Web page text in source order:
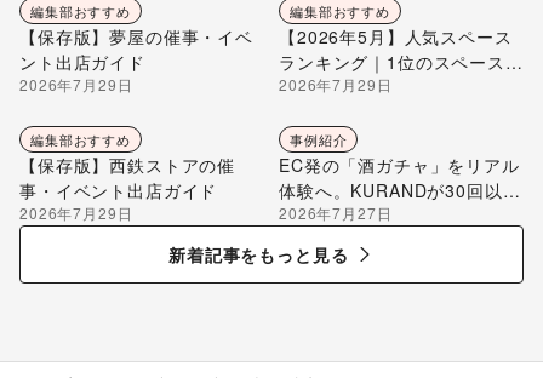
編集部おすすめ
【保存版】夢屋の催事・イベ
ント出店ガイド
2026年7月29日
編集部おすすめ
【2026年5月】人気スペース
ランキング｜1位のスペースを
編集部が解説
2026年7月29日
編集部おすすめ
【保存版】西鉄ストアの催
事・イベント出店ガイド
2026年7月29日
事例紹介
EC発の「酒ガチャ」をリアル
体験へ。KURANDが30回以上
のポップアップ出店で届け
る“新しいお酒との出会い”
2026年7月27日
新着記事をもっと見る